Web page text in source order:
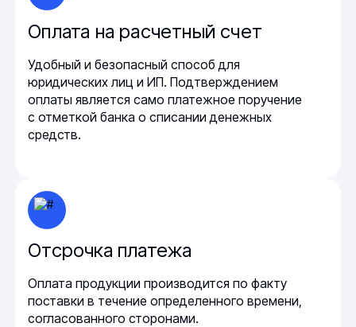
Оплата на расчетный счет
Удобный и безопасный способ для
юридических лиц и ИП. Подтверждением
оплаты является само платежное поручение
с отметкой банка о списании денежных
средств.
Отсрочка платежа
Оплата продукции производится по факту
поставки в течение определенного времени,
согласованного сторонами.